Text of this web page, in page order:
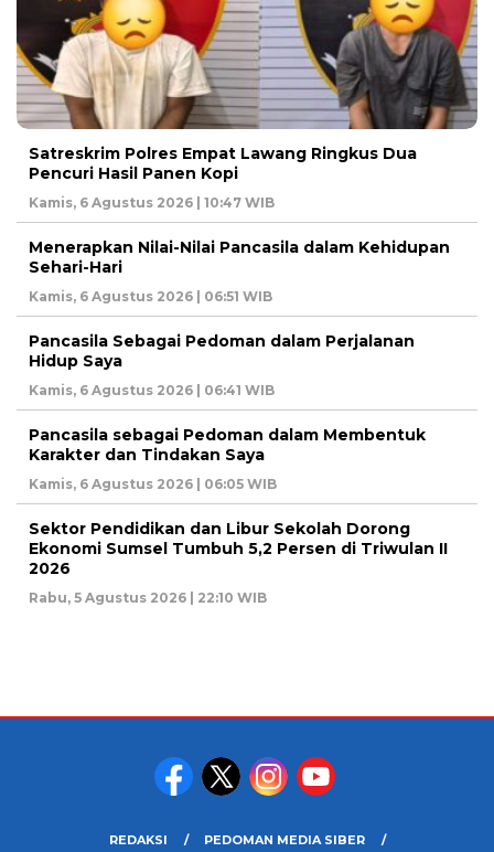
Satreskrim Polres Empat Lawang Ringkus Dua
Pencuri Hasil Panen Kopi
Kamis, 6 Agustus 2026 | 10:47 WIB
Menerapkan Nilai-Nilai Pancasila dalam Kehidupan
Sehari-Hari
Kamis, 6 Agustus 2026 | 06:51 WIB
Pancasila Sebagai Pedoman dalam Perjalanan
Hidup Saya
Kamis, 6 Agustus 2026 | 06:41 WIB
Pancasila sebagai Pedoman dalam Membentuk
Karakter dan Tindakan Saya
Kamis, 6 Agustus 2026 | 06:05 WIB
Sektor Pendidikan dan Libur Sekolah Dorong
Ekonomi Sumsel Tumbuh 5,2 Persen di Triwulan II
2026
Rabu, 5 Agustus 2026 | 22:10 WIB
REDAKSI PEDOMAN MEDIA SIBER